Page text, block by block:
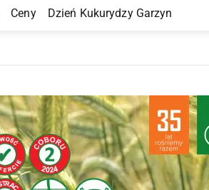
Ceny Dzień Kukurydzy Garzyn